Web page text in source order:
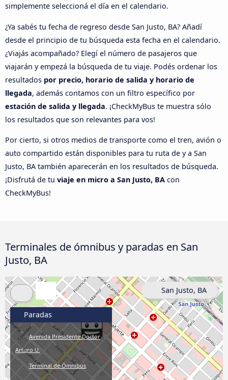
simplemente seleccioná el día en el calendario.
¿Ya sabés tu fecha de regreso desde San Justo, BA? Añadí
desde el principio de tu búsqueda esta fecha en el calendario.
¿Viajás acompañado? Elegí el número de pasajeros que
viajarán y empezá la búsqueda de tu viaje. Podés ordenar los
resultados por precio, horario de salida y horario de
llegada, además contamos con un filtro específico por
estación de salida y llegada. ¡CheckMyBus te muestra sólo
los resultados que son relevantes para vos!
Por cierto, si otros medios de transporte como el tren, avión o
auto compartido están disponibles para tu ruta de y a San
Justo, BA también aparecerán en los resultados de búsqueda.
¡Disfrutá de tu viaje en micro a San Justo, BA con
CheckMyBus!
Terminales de ómnibus y paradas en San
Justo, BA
Paradas
Avenida Presidente Doctor
Arturo U.
Terminal de Ómnibus
San Justo, BA